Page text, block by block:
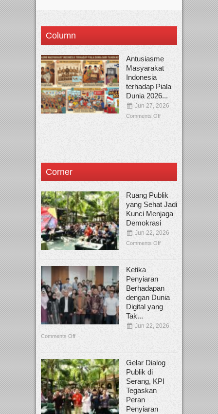
Column
Antusiasme
Masyarakat
Indonesia
terhadap Piala
Dunia 2026...
Jun 27, 2026
Comments Off
Corner
Ruang Publik
yang Sehat Jadi
Kunci Menjaga
Demokrasi
Jun 22, 2026
Comments Off
Ketika
Penyiaran
Berhadapan
dengan Dunia
Digital yang
Tak...
Jun 22, 2026
Comments Off
Gelar Dialog
Publik di
Serang, KPI
Tegaskan
Peran
Penyiaran